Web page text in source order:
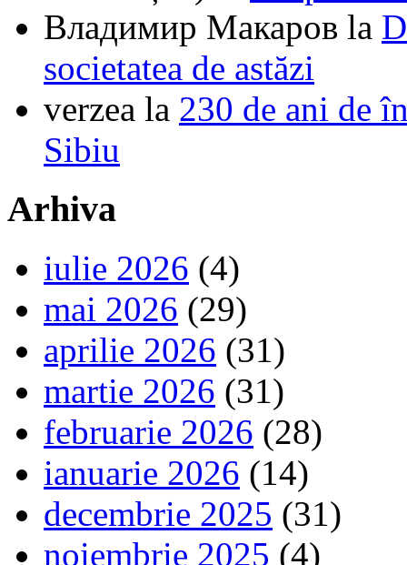
Владимир Макаров la
societatea de astăzi
verzea la 230 de ani de
Sibiu
Arhiva
iulie 2026 (4)
mai 2026 (29)
aprilie 2026 (31)
martie 2026 (31)
februarie 2026 (28)
ianuarie 2026 (14)
decembrie 2025 (31)
noiembrie 2025 (4)